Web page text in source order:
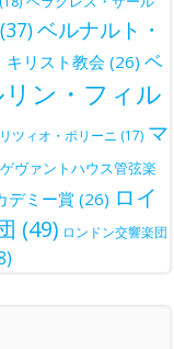
(37)ベルナルト・
キリスト教会 (26) ベ
ン・フィル
ツィオ・ポリーニ (17) マ
ヴァントハウス管弦楽
デミー賞(26) ロイ
(49) ロンドン交響楽団